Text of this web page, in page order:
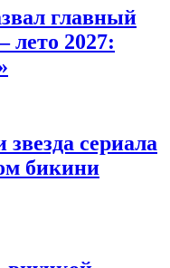
главный
лето 2027:
сериала
бикини